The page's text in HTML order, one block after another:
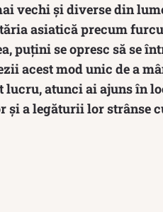
vechi și diverse din
asiatică precum
puțini se opresc să se
acest mod unic de a
lucru, atunci ai ajuns în
și a legăturii lor strânse